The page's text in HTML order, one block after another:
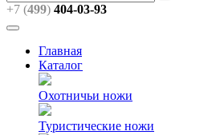
+7 (499) 404-03-93
Главная
Каталог
Охотничьи ножи
Туристические ножи